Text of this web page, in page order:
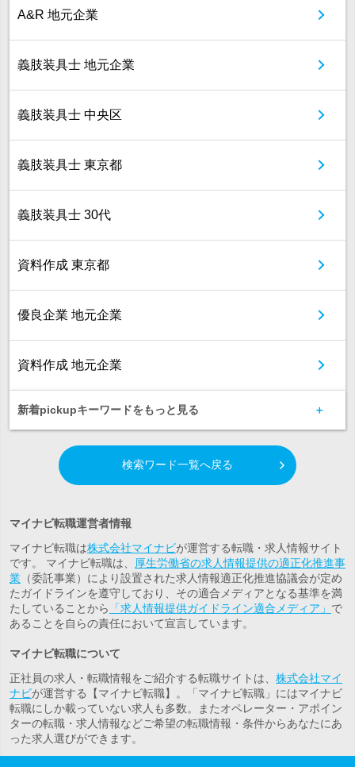
A&R 地元企業
義肢装具士 地元企業
義肢装具士 中央区
義肢装具士 東京都
義肢装具士 30代
資料作成 東京都
優良企業 地元企業
資料作成 地元企業
新着pickupキーワードをもっと見る
検索ワード一覧へ戻る
マイナビ転職運営者情報
マイナビ転職は株式会社マイナビが運営する転職・求人情報サイト
です。 マイナビ転職は、
厚生労働省の求人情報提供の適正化推進事
業 （委託事業）により設置された求人情報適正化推進協議会が定め
たガイドラインを遵守しており、その適合メディアとなる基準を満
たしていることから
「求人情報提供ガイドライン適合メディア」 で
あることを自らの責任において宣言しています。
マイナビ転職について
正社員の求人・転職情報をご紹介する転職サイトは、 株式会社マイ
ナビが運営する【マイナビ転職】。「マイナビ転職」にはマイナビ
転職にしか載っていない求人も多数。またオペレーター・アポイン
ターの転職・求人情報などご希望の転職情報・条件からあなたにあ
った求人選びができます。